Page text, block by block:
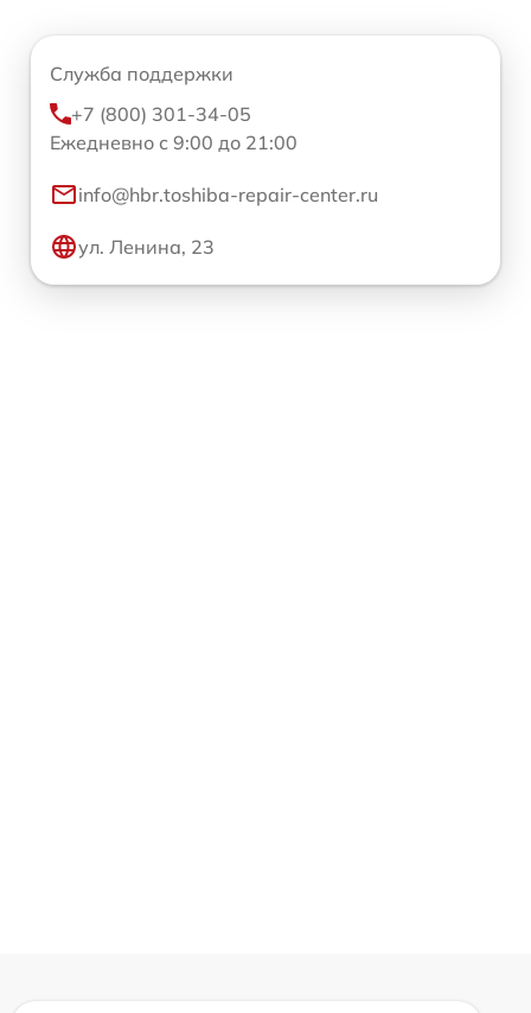
Служба поддержки
+7 (800) 301-34-05
Ежедневно с 9:00 до 21:00
info@hbr.toshiba-repair-center.ru
ул. Ленина, 23